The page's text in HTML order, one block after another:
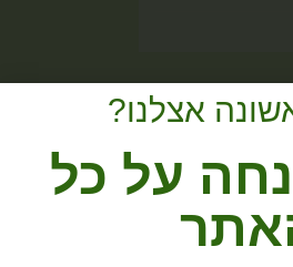
השיכחה
אצלנו?
הנחה על כל